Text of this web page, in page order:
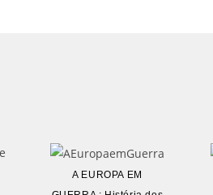
A EUROPA EM